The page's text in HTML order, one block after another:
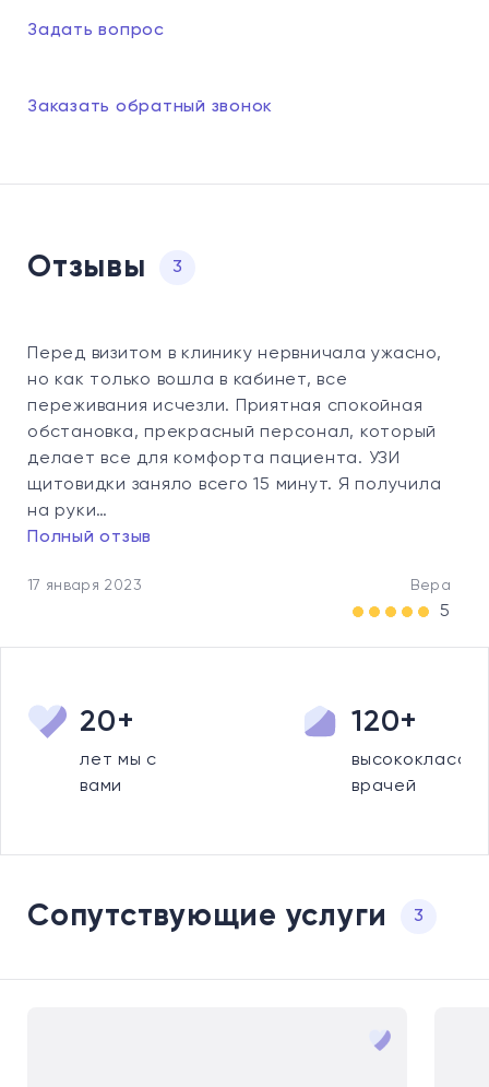
Задать вопрос
Заказать обратный звонок
Отзывы 3
Перед визитом в клинику нервничала ужасно,
но как только вошла в кабинет, все
переживания исчезли. Приятная спокойная
обстановка, прекрасный персонал, который
делает все для комфорта пациента. УЗИ
щитовидки заняло всего 15 минут. Я получила
на руки…
Полный отзыв
17 января 2023 Вера
5
20+
лет мы с
вами
120+
врачей
Сопутствующие услуги 3